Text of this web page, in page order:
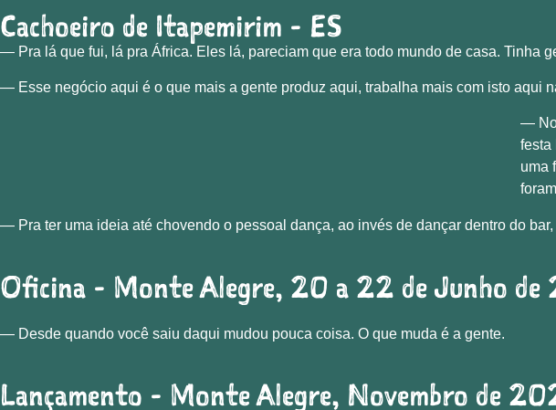
Cachoeiro de Itapemirim - ES
— Pra lá que fui, lá pra África. Eles lá, pareciam que era todo mundo de casa. Tinha
— Esse negócio aqui é o que mais a gente produz aqui, trabalha mais com isto aqui
— No
festa
uma
— Pra ter uma ideia até chovendo o pessoal dança, ao invés de dançar dentro do
Oficina - Monte Alegre, 20 a 22 de Junho
— Desde quando você saiu daqui mudou pouca coisa. O que muda é a gente.
Lançamento - Monte Alegre, Novembro de